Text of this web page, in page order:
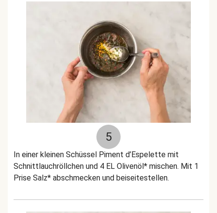
5
In einer kleinen Schüssel Piment d’Espelette mit
Schnittlauchröllchen und 4 EL Olivenöl* mischen. Mit 1
Prise Salz* abschmecken und beiseitestellen.